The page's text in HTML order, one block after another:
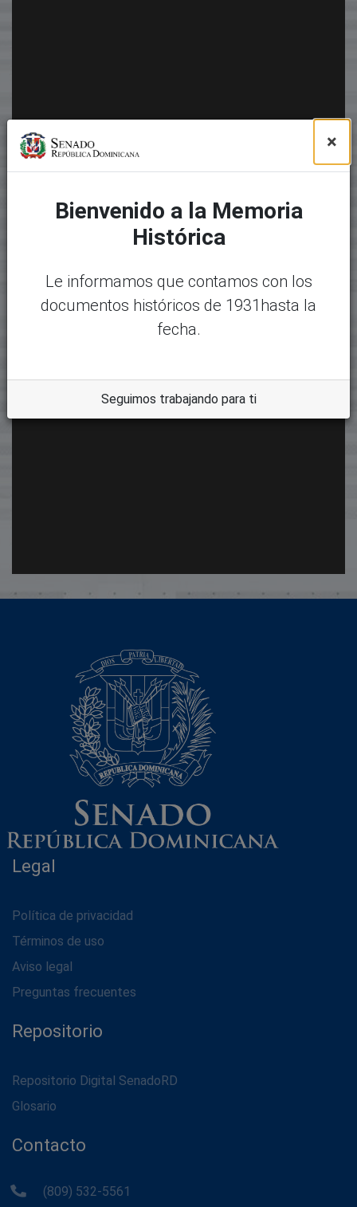
Legal
Política de privacidad
Términos de uso
Aviso legal
Preguntas frecuentes
Repositorio
Repositorio Digital SenadoRD
Glosario
Contacto
(809) 532-5561
×
Bienvenido a la Memoria
Histórica
Le informamos que contamos con los
documentos históricos de 1931hasta la
fecha.
Seguimos trabajando para ti